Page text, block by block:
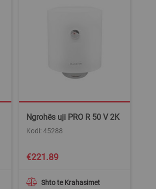
Ngrohës uji PRO R 50 V 2K
Kodi: 45288
Shto te Krahasimet
€221.89